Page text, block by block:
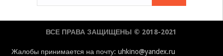
ВСЕ ПРАВА ЗАЩИЩЕНЫ © 2018-2021
Жалобы принимается на почту: uhkino@yandex.ru